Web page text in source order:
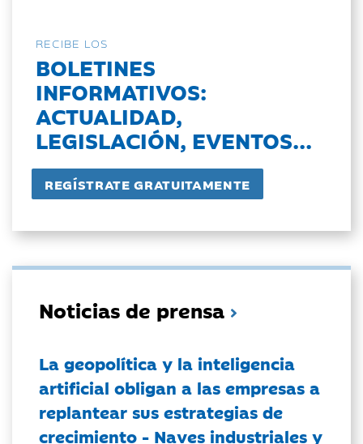
RECIBE LOS
BOLETINES
INFORMATIVOS:
ACTUALIDAD,
LEGISLACIÓN, EVENTOS...
Noticias de prensa
La geopolítica y la inteligencia
artificial obligan a las empresas a
replantear sus estrategias de
crecimiento - Naves industriales y